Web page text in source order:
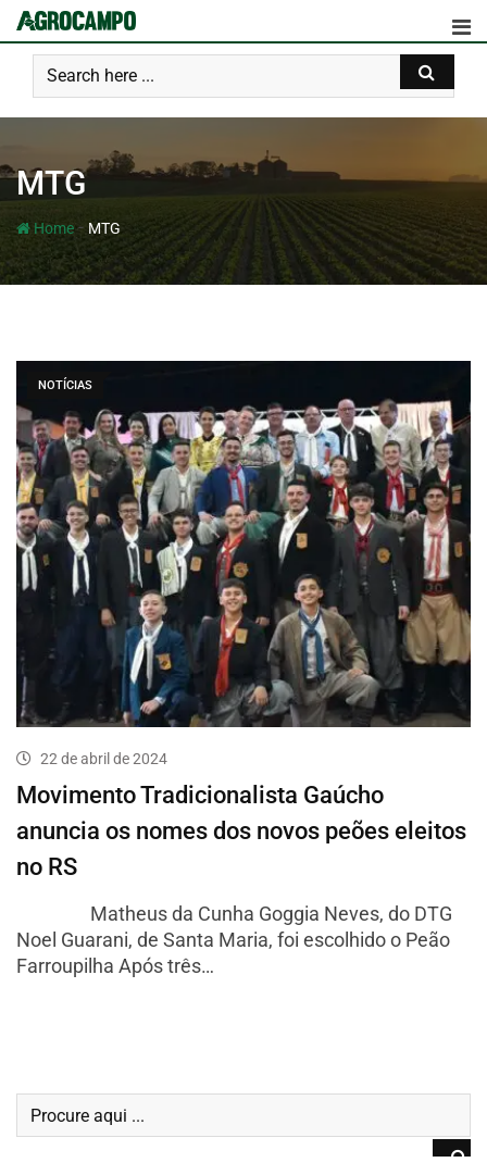
MTG
Home- MTG
NOTÍCIAS
22 de abril de 2024
Movimento Tradicionalista Gaúcho
anuncia os nomes dos novos peões eleitos
no RS
Matheus da Cunha Goggia Neves, do DTG
Noel Guarani, de Santa Maria, foi escolhido o Peão
Farroupilha Após três…